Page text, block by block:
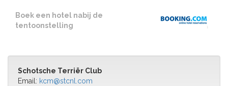
Boek een hotel nabij de
tentoonstelling
Schotsche Terriër Club
Email: kcm@stcnl.com